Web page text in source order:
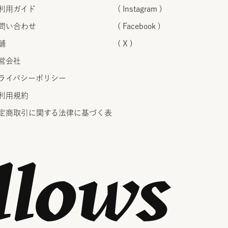
用ガイド
い合わせ
会社
イバシーポリシー
用規約
商取引に関する法律に基づく表
( Instagram )
( Facebook )
( X )